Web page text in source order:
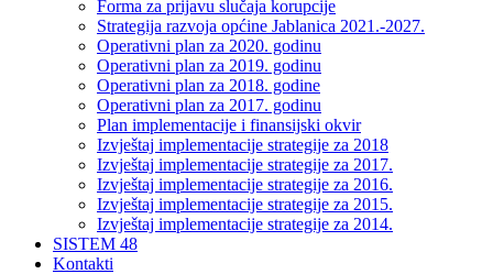
Forma za prijavu slučaja korupcije
Strategija razvoja općine Jablanica 2021.-2027.
Operativni plan za 2020. godinu
Operativni plan za 2019. godinu
Operativni plan za 2018. godine
Operativni plan za 2017. godinu
Plan implementacije i finansijski okvir
Izvještaj implementacije strategije za 2018
Izvještaj implementacije strategije za 2017.
Izvještaj implementacije strategije za 2016.
Izvještaj implementacije strategije za 2015.
Izvještaj implementacije strategije za 2014.
SISTEM 48
Kontakti